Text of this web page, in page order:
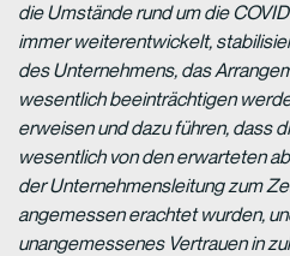
die Umstände rund um die
immer weiterentwickelt,
des Unternehmens, das
wesentlich beeinträchtigen
erweisen und dazu führen, dass
wesentlich von den erwarteten
der Unternehmensleitung zum
angemessen erachtet wurden,
unangemessenes Vertrauen in